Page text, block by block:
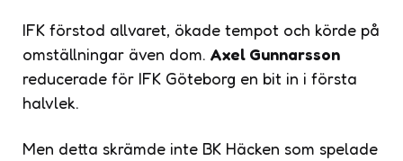
IFK förstod allvaret, ökade tempot och körde på
omställningar även dom. Axel Gunnarsson
reducerade för IFK Göteborg en bit in i första
halvlek.
Men detta skrämde inte BK Häcken som spelade